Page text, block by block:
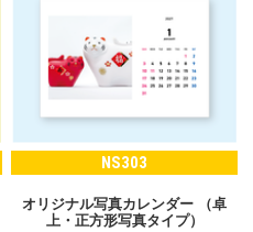
NS303
オリジナル写真カレンダー （卓
上・正方形写真タイプ）